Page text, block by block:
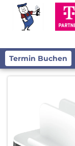
Termin Buchen